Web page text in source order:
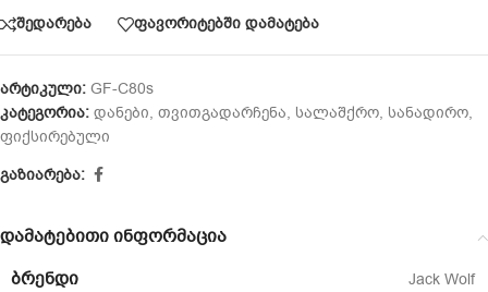
შედარება ფავორიტებში დამატება
არტიკული: GF-C80s
კატეგორია: დანები, თვითგადარჩენა, სალაშქრო, სანადირო,
ფიქსირებული
გაზიარება:
დამატებითი ინფორმაცია
ᲑᲠᲔᲜᲓᲘ
Jack Wolf